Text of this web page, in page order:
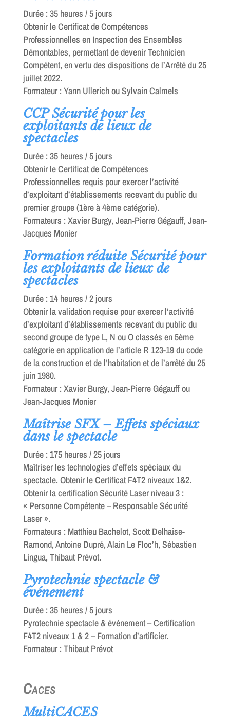
Durée : 35 heures / 5 jours
Obtenir le Certificat de Compétences
Professionnelles en Inspection des Ensembles
Démontables, permettant de devenir Technicien
Compétent, en vertu des dispositions de l’Arrêté du 25
juillet 2022.
Formateur : Yann Ullerich ou Sylvain Calmels
CCP Sécurité pour les
exploitants de lieux de
spectacles
Durée : 35 heures / 5 jours
Obtenir le Certificat de Compétences
Professionnelles requis pour exercer l’activité
d’exploitant d’établissements recevant du public du
premier groupe (1ère à 4ème catégorie).
Formateurs : Xavier Burgy, Jean-Pierre Gégauff, Jean-
Jacques Monier
Formation réduite Sécurité pour
les exploitants de lieux de
spectacles
Durée : 14 heures / 2 jours
Obtenir la validation requise pour exercer l’activité
d’exploitant d’établissements recevant du public du
second groupe de type L, N ou O classés en 5ème
catégorie en application de l’article R 123-19 du code
de la construction et de l’habitation et de l’arrêté du 25
juin 1980.
Formateur : Xavier Burgy, Jean-Pierre Gégauff ou
Jean-Jacques Monier
Maîtrise SFX – Effets spéciaux
dans le spectacle
Durée : 175 heures / 25 jours
Maîtriser les technologies d’effets spéciaux du
spectacle. Obtenir le Certificat F4T2 niveaux 1&2.
Obtenir la certification Sécurité Laser niveau 3 :
« Personne Compétente – Responsable Sécurité
Laser ».
Formateurs : Matthieu Bachelot, Scott Delhaise-
Ramond, Antoine Dupré, Alain Le Floc’h, Sébastien
Lingua, Thibaut Prévot.
Pyrotechnie spectacle &
événement
Durée : 35 heures / 5 jours
Pyrotechnie spectacle & événement – Certification
F4T2 niveaux 1 & 2 – Formation d’artificier.
Formateur : Thibaut Prévot
Caces
MultiCACES